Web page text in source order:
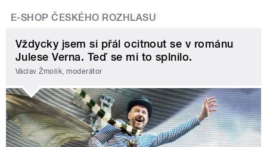
E-SHOP ČESKÉHO ROZHLASU
Vždycky jsem si přál ocitnout se v románu
Julese Verna. Teď se mi to splnilo.
Václav Žmolík, moderátor